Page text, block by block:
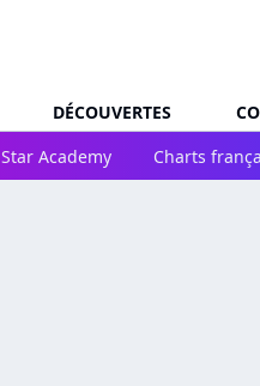
DÉCOUVERTES
Star Academy Charts